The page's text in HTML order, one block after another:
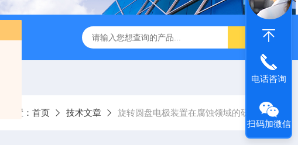
极装置（中国代理） MSR-RRDE旋转圆盘电极装置(RRDE)
位置： 首页 技术文章 旋转圆盘电极装置在腐蚀领域的研究
电话咨询
扫码加微信